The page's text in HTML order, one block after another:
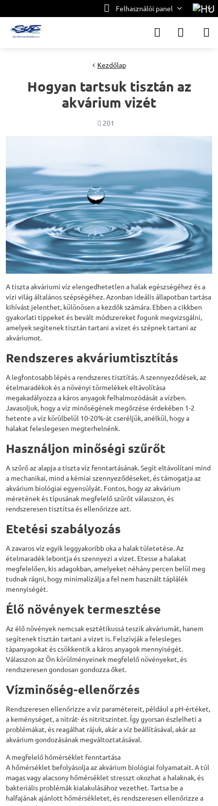
Felhasználói panel
Kezdőlap
Hogyan tartsuk tisztán az
akvárium vizét
Megjelenítések
201
A tiszta akváriumi víz elengedhetetlen a halak egészségéhez és a
vízi világ általános szépségéhez. Azonban ideális állapotban tartása
kihívást jelenthet, különösen a kezdők számára. Ebben a cikkben
gyakorlati tippeket és bevált módszereket fogunk megvizsgálni,
amelyek segítenek tisztán tartani a vizet és szépnek tartani az
akváriumot.
Rendszeres akváriumtisztítás
A legfontosabb lépés a rendszeres tisztítás. A szennyeződések, az
ételmaradékok és a növényi törmelékek eltávolítása
megakadályozza a káros anyagok felhalmozódását a vízben.
Javasoljuk, hogy a víz minőségének megőrzése érdekében 1-2
hetente a víz körülbelül 10-20%-át cseréljük, anélkül, hogy a
halakat feleslegesen megterhelnénk.
Használjon minőségi szűrőt
A szűrő az alapja a tiszta víz fenntartásának. Segít eltávolítani mind
a mechanikai, mind a kémiai szennyeződéseket, és támogatja az
akvárium biológiai egyensúlyát. Fontos, hogy az akvárium
méretének és típusának megfelelő szűrőt válasszon, és
rendszeresen tisztítsa és ellenőrizze azt.
Etetési szabályozás
A zavaros víz egyik leggyakoribb oka a halak túletetése. Az
ételmaradék lebontja és szennyezi a vizet. Etesse a halakat
megfelelően, kis adagokban, amelyeket néhány percen belül meg
tudnak rágni, hogy minimalizálja a fel nem használt táplálék
mennyiségét.
Élő növények termesztése
Az élő növények nemcsak esztétikussá teszik akváriumát, hanem
segítenek tisztán tartani a vizet is. Felszívják a felesleges
tápanyagokat és csökkentik a káros anyagok mennyiségét.
Válasszon az Ön körülményeinek megfelelő növényeket, és
rendszeresen gondosan gondozza őket.
Vízminőség-ellenőrzés
Rendszeresen ellenőrizze a víz paramétereit, például a pH-értéket,
a keménységet, a nitrát- és nitritszintet. Így gyorsan észlelheti a
problémákat, és reagálhat rájuk, akár a víz beállításával, akár az
akvárium gondozásának megváltoztatásával.
A megfelelő hőmérséklet fenntartása
A hőmérséklet befolyásolja az akvárium biológiai folyamatait. A túl
magas vagy alacsony hőmérséklet stresszt okozhat a halaknak, és
bakteriális problémák kialakulásához vezethet. Tartsa be a
halfajának ajánlott hőmérsékletet, és rendszeresen ellenőrizze a